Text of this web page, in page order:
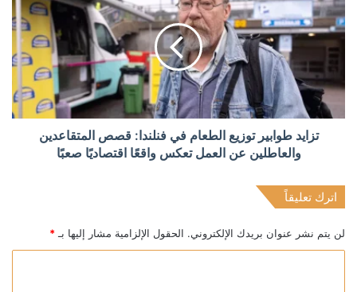
تزايد طوابير توزيع الطعام في فنلندا: قصص المتقاعدين
والعاطلين عن العمل تعكس واقعًا اقتصاديًا صعبًا
اترك تعليقاً
لن يتم نشر عنوان بريدك الإلكتروني. الحقول الإلزامية مشار إليها بـ *